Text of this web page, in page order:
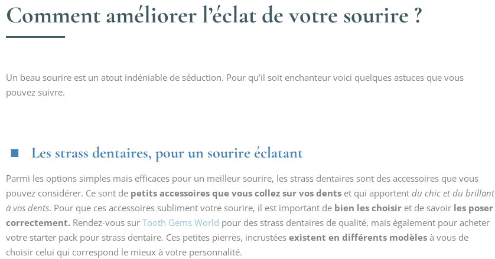
Comment améliorer l’éclat de votre sourire ?
Un beau sourire est un atout indéniable de séduction. Pour qu’il soit enchanteur voici quelques astuces que vous
pouvez suivre.
Les strass dentaires, pour un sourire éclatant
Parmi les options simples mais efficaces pour un meilleur sourire, les strass dentaires sont des accessoires que vous
pouvez considérer. Ce sont de petits accessoires que vous collez sur vos dents et qui apportent du chic et du brillant
à vos dents. Pour que ces accessoires subliment votre sourire, il est important de bien les choisir et de savoir les poser
correctement. Rendez-vous sur Tooth Gems World pour des strass dentaires de qualité, mais également pour acheter
votre starter pack pour strass dentaire. Ces petites pierres, incrustées existent en différents modèles à vous de
choisir celui qui correspond le mieux à votre personnalité.